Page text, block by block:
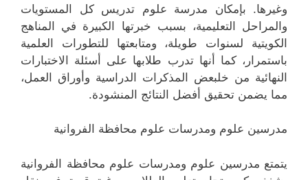
وغيرها. بإمكان مدرسة علوم تدريس كل المستويات
والمراحل التعليمية، بسبب خبرتها الكبيرة في المناهج
الكويتية لسنوات طويلة، ومتابعتها للتطورات العلمية
باستمرار، كما أنها تدرب طلابها على أسئلة الاختبارات
النهائية من خلبعض المذكرات الدراسية وأوراق العمل،
مما يضمن تحقيق أفضل النتائج المنشودة.
مدرسين علوم ومدرسات علوم محافظة الفروانية
يتمتع مدرسين علوم ومدرسات علوم محافظة الفروانية